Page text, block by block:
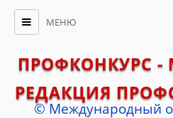
МЕНЮ
ПРОФКОНКУРС
РЕДАКЦИЯ
© Международный